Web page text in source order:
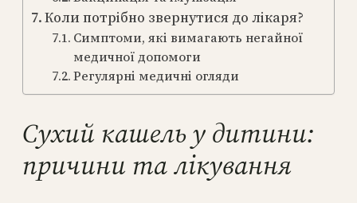
Коли потрібно звернутися до лікаря?
Симптоми, які вимагають негайної
медичної допомоги
Регулярні медичні огляди
Сухий кашель у дитини:
причини та лікування